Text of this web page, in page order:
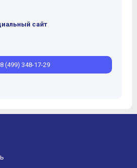
сайт
8 (499) 348-17-29